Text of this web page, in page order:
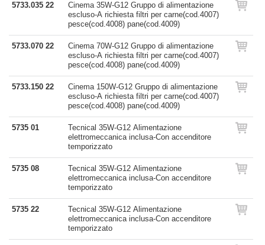
5733.035 22
Cinema 35W-G12 Gruppo di alimentazione
escluso-A richiesta filtri per carne(cod.4007)
pesce(cod.4008) pane(cod.4009)
5733.070 22
Cinema 70W-G12 Gruppo di alimentazione
escluso-A richiesta filtri per carne(cod.4007)
pesce(cod.4008) pane(cod.4009)
5733.150 22
Cinema 150W-G12 Gruppo di alimentazione
escluso-A richiesta filtri per carne(cod.4007)
pesce(cod.4008) pane(cod.4009)
5735 01
Tecnical 35W-G12 Alimentazione
elettromeccanica inclusa-Con accenditore
temporizzato
5735 08
Tecnical 35W-G12 Alimentazione
elettromeccanica inclusa-Con accenditore
temporizzato
5735 22
Tecnical 35W-G12 Alimentazione
elettromeccanica inclusa-Con accenditore
temporizzato